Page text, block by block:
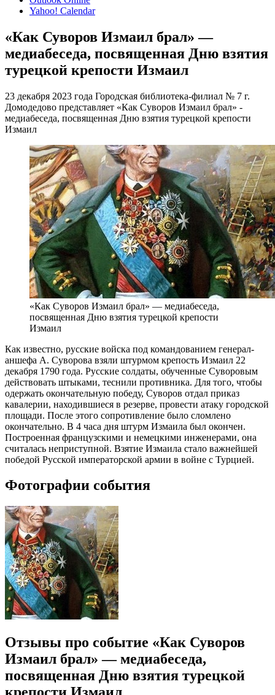
Yahoo! Calendar
«Как Суворов Измаил брал» —
медиабеседа, посвященная Дню взятия
турецкой крепости Измаил
23 декабря 2023 года Городская библиотека-филиал № 7 г.
Домодедово представляет «Как Суворов Измаил брал» -
медиабеседа, посвященная Дню взятия турецкой крепости
Измаил
«Как Суворов Измаил брал» — медиабеседа,
посвященная Дню взятия турецкой крепости
Измаил
Как известно, русские войска под командованием генерал-
аншефа А. Суворова взяли штурмом крепость Измаил 22
декабря 1790 года. Русские солдаты, обученные Суворовым
действовать штыками, теснили противника. Для того, чтобы
одержать окончательную победу, Суворов отдал приказ
кавалерии, находившиеся в резерве, провести атаку городской
площади. После этого сопротивление было сломлено
окончательно. В 4 часа дня штурм Измаила был окончен.
Построенная французскими и немецкими инженерами, она
считалась неприступной. Взятие Измаила стало важнейшей
победой Русской императорской армии в войне с Турцией.
Фотографии события
Отзывы про событие «Как Суворов
Измаил брал» — медиабеседа,
посвященная Дню взятия турецкой